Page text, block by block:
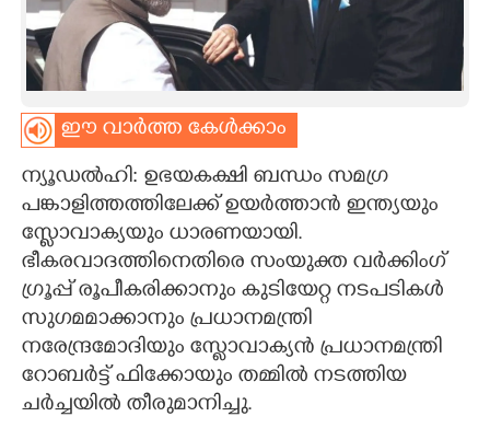
ART
CARTOONS
LITERATURE
ZOOM
CONTACT US
ഈ വാർത്ത കേൾക്കാം
ന്യൂഡൽഹി: ഉഭയകക്ഷി ബന്ധം സമഗ്ര
പങ്കാളിത്തത്തിലേക്ക് ഉയർത്താൻ ഇന്ത്യയും
സ്ളോവാക്യയും ധാരണയായി.
ഭീകരവാദത്തിനെതിരെ സംയുക്ത വർക്കിംഗ്
ഗ്രൂപ്പ് രൂപീകരിക്കാനും കുടിയേറ്റ നടപടികൾ
സുഗമമാക്കാനും പ്രധാനമന്ത്രി
നരേന്ദ്രമോദിയും സ‌്ളോവാക്യൻ പ്രധാനമന്ത്രി
റോബർട്ട് ഫിക്കോയും തമ്മിൽ നടത്തിയ
ചർച്ചയിൽ തീരുമാനിച്ചു.